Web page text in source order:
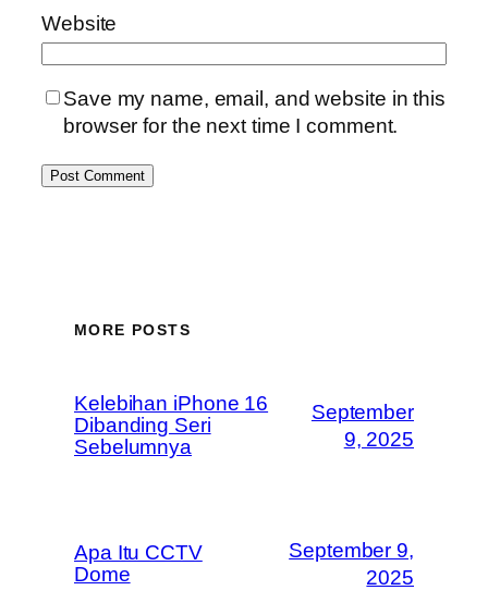
Website
Save my name, email, and website in this
browser for the next time I comment.
MORE POSTS
Kelebihan iPhone 16
Dibanding Seri
Sebelumnya
September
9, 2025
Apa Itu CCTV
Dome
September 9,
2025